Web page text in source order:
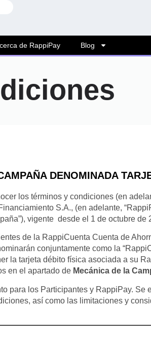
de RappiPay Blog
DENOMINADA
los términos y condiciones (en
S.A., (en adelante,
vigente desde el 1 de octubre de
de la RappiCuenta Cuenta de
conjuntamente como la
la tarjeta débito física asociada a su
en el apartado de Mecánica de la
para los Participantes y RappiPay. Se
así como las limitaciones y